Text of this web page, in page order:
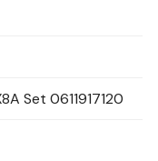
Set 0611917120